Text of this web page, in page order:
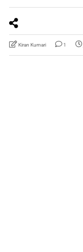
Kiran Kumari 1